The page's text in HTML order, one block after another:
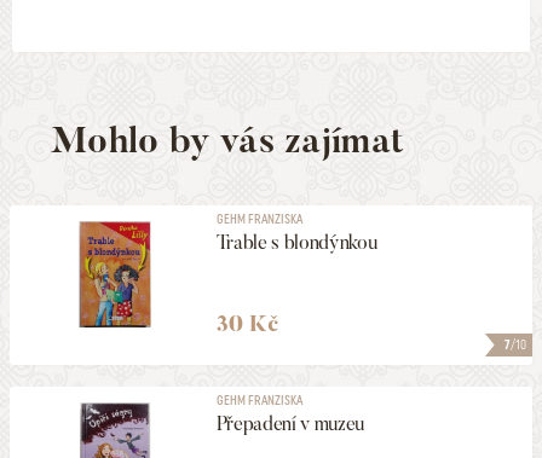
Mohlo by vás zajímat
7/10
GEHM FRANZISKA
Trable s blondýnkou
30 Kč
GEHM FRANZISKA
Přepadení v muzeu